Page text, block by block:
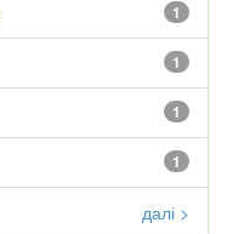
1
1
1
1
далі >